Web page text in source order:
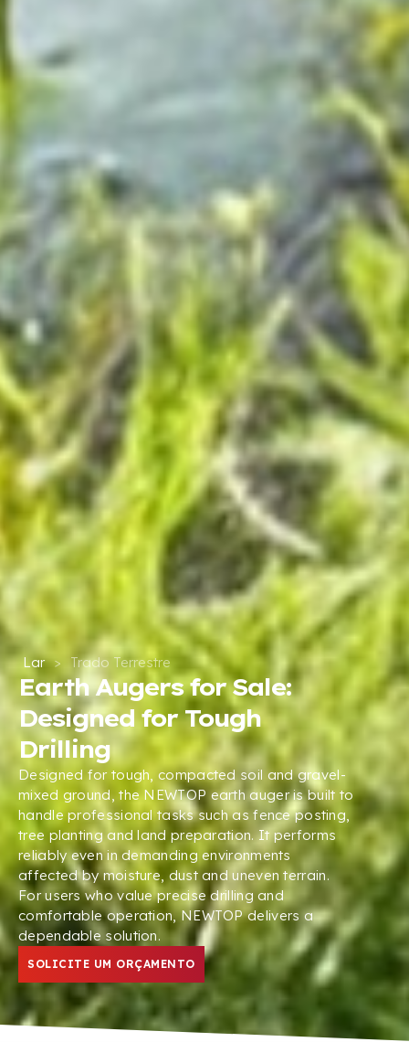
Lar > Trado Terrestre
Earth Augers for Sale:
Designed for Tough
Drilling
Designed for tough, compacted soil and gravel-
mixed ground,the NEWTOP earth auger is built to
handle professional tasks such as fence posting,
tree planting and land preparation.It performs
reliably even in demanding environments
affected by moisture, dust and uneven terrain.
For users who value precise drilling and
comfortable operation,NEWTOP delivers a
dependable solution.
SOLICITE UM ORÇAMENTO